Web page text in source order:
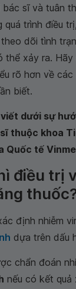
sĩ và tuân
trình điều
dõi tình
thể xảy ra.
rõ hơn về các
biết.
dưới sự
thuộc khoa
Quốc tế
điều trị
định nhiễm
dựa trên dấu
chẩn đoán
nếu có kết quả